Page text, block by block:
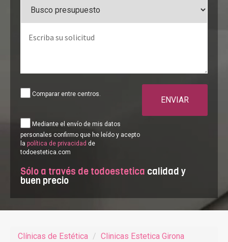
Comparar entre centros.
Mediante el envío de mis datos
personales confirmo que he leído y acepto
la política de privacidad de
todoestetica.com
ENVIAR
Sólo a través de todoestetica calidad y
buen precio
Clínicas de Estética
Clinicas Estetica Girona